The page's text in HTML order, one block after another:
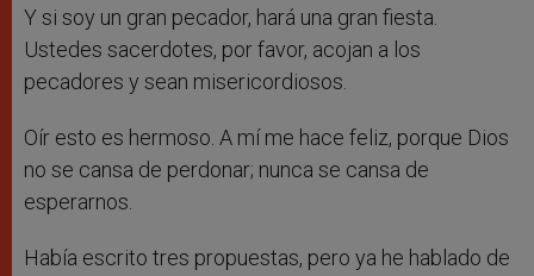
Y si soy un gran pecador, hará una gran fiesta.
Ustedes sacerdotes, por favor, acojan a los
pecadores y sean misericordiosos.
Oír esto es hermoso. A mí me hace feliz, porque Dios
no se cansa de perdonar; nunca se cansa de
esperarnos.
Había escrito tres propuestas, pero ya he hablado de